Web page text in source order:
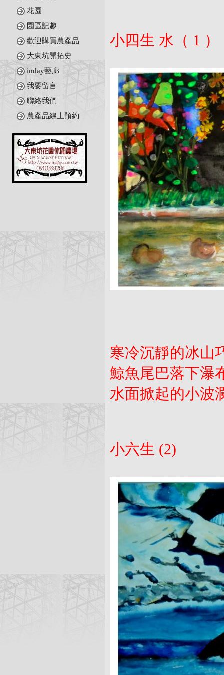
花園
園區記趣
歡迎購買農產品
大東坑開拓史
inday藝廊
我要留言
聯絡我們
農產品線上預約
小四生 水（ 1 ）
寒冷沉靜的冰山
鯨魚尾巴落下瀑
水面掀起的小波
小六生 (2)